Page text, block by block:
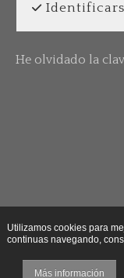
He olvidado la
Utilizamos cookies para
continuas navegando,
Más información